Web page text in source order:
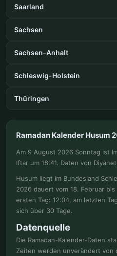
Saarland
Sachsen
Sachsen-Anhalt
Schleswig-Holstein
Thüringen
Ramadan Kalender Husum
Am 9 August 2026 Sonntag ist
Iftar um 18:41. Daten von Diyanet.
Husum liegt im Bundesland
2026 dauert vom 18. Februar
ersten Tag: 12:04, am letzten
sich über 30 Tage.
Datenquelle
Die Ramadan-Kalender-Daten
Zeiten werden unverändert von